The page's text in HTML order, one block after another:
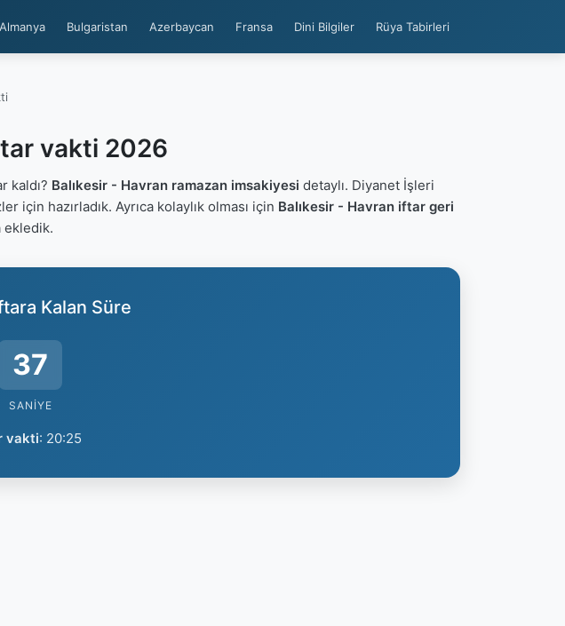
Almanya Bulgaristan Azerbaycan Fransa Dini Bilgiler Rüya Tabirleri
vakti 2026
kaldı? Balıkesir - Havran ramazan imsakiyesi detaylı. Diyanet İşleri
için hazırladık. Ayrıca kolaylık olması için Balıkesir - Havran iftar geri
ekledik.
Kalan Süre
36
SANIYE
vakti: 20:25